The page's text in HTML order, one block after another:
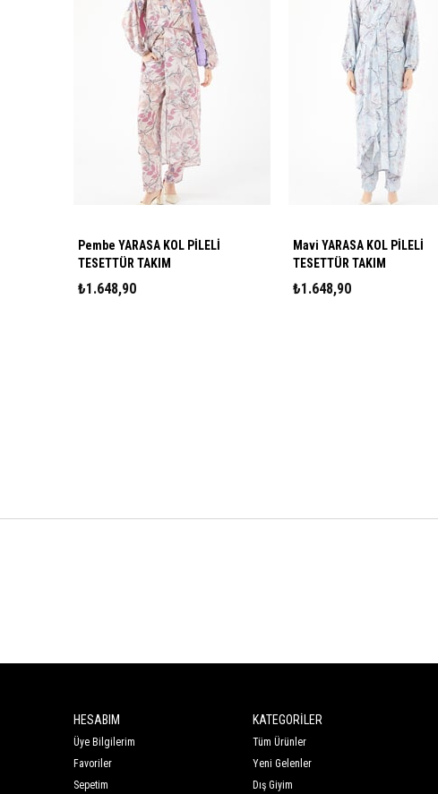
Pembe YARASA KOL PİLELİ
TESETTÜR TAKIM
₺1.648,90
Mavi YARASA KOL PİLELİ
TESETTÜR TAKIM
₺1.648,90
HESABIM
Üye Bilgilerim
Favoriler
Sepetim
KATEGORİLER
Tüm Ürünler
Yeni Gelenler
Dış Giyim